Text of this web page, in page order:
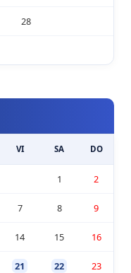
28
VI SA DO
1 2
7 8 9
14 15 16
21 22 23